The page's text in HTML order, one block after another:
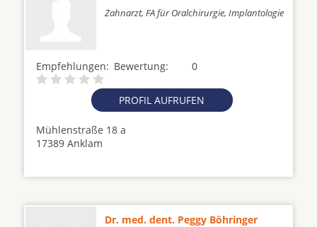
Zahnarzt, FA für Oralchirurgie, Implantologie
Empfehlungen: 0
Bewertung:
PROFIL AUFRUFEN
Mühlenstraße 18 a
17389 Anklam
Dr. med. dent. Peggy Böhringer